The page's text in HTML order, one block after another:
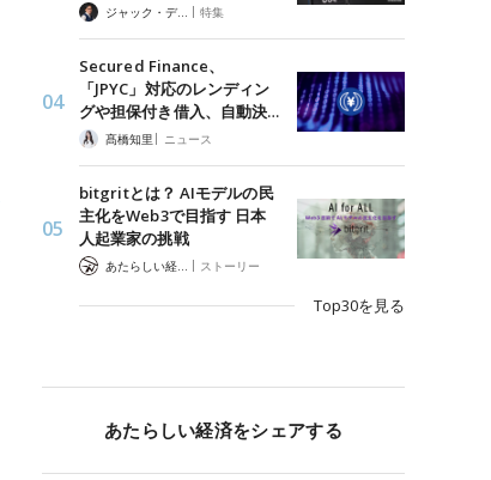
ジャック・デロン（Jack Derong） | 特集
Secured Finance、
「JPYC」対応のレンディン
グや担保付き借入、自動決…
髙橋知里 | ニュース
bitgritとは？ AIモデルの民
主化をWeb3で目指す 日本
人起業家の挑戦
| ストーリー
Top30を見る
あたらしい経済をシェアする